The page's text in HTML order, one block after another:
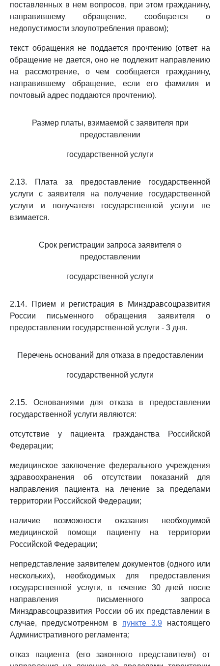
поставленных в нем вопросов, при этом гражданину,
направившему обращение, сообщается о
недопустимости злоупотребления правом);
текст обращения не поддается прочтению (ответ на
обращение не дается, оно не подлежит направлению
на рассмотрение, о чем сообщается гражданину,
направившему обращение, если его фамилия и
почтовый адрес поддаются прочтению).
Размер платы, взимаемой с заявителя при
предоставлении
государственной услуги
2.13. Плата за предоставление государственной
услуги с заявителя на получение государственной
услуги и получателя государственной услуги не
взимается.
Срок регистрации запроса заявителя о
предоставлении
государственной услуги
2.14. Прием и регистрация в Минздравсоцразвития
России письменного обращения заявителя о
предоставлении государственной услуги - 3 дня.
Перечень оснований для отказа в предоставлении
государственной услуги
2.15. Основаниями для отказа в предоставлении
государственной услуги являются:
отсутствие у пациента гражданства Российской
Федерации;
медицинское заключение федерального учреждения
здравоохранения об отсутствии показаний для
направления пациента на лечение за пределами
территории Российской Федерации;
наличие возможности оказания необходимой
медицинской помощи пациенту на территории
Российской Федерации;
непредставление заявителем документов (одного или
нескольких), необходимых для предоставления
государственной услуги, в течение 30 дней после
направления письменного запроса
Минздравсоцразвития России об их представлении в
случае, предусмотренном в пункте 3.9 настоящего
Административного регламента;
отказ пациента (его законного представителя) от